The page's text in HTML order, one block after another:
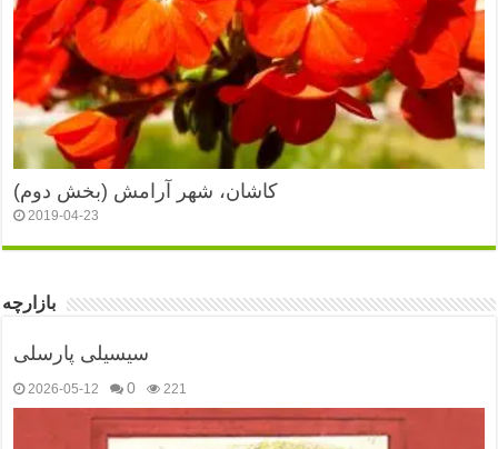
کاشان، شهر آرامش (بخش دوم)
2019-04-23
بازارچه
سیسیلی پارسلی
2026-05-12 0 221